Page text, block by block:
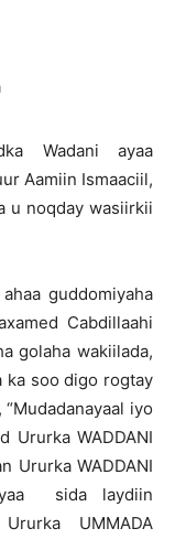
Wadani ayaa
Aamiin Ismaaciil,
u noqday wasiirkii
guddomiyaha
Cabdillaahi
golaha wakiilada,
ka soo digo rogtay
iyo
Ururka WADDANI
Ururka WADDANI
sida laydiin
UMMADA